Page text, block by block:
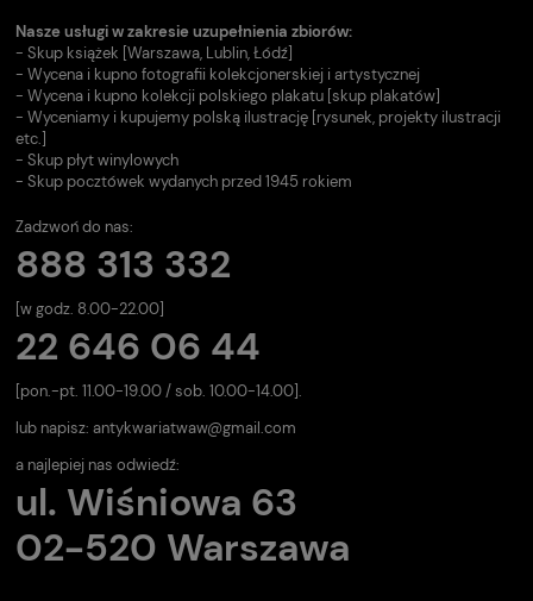
Nasze usługi w zakresie uzupełnienia zbiorów:
- Skup książek [Warszawa, Lublin, Łódź]
- Wycena i kupno fotografii kolekcjonerskiej i artystycznej
- Wycena i kupno kolekcji polskiego plakatu [skup plakatów]
- Wyceniamy i kupujemy polską ilustrację [rysunek, projekty ilustracji
etc.]
- Skup płyt winylowych
- Skup pocztówek wydanych przed 1945 rokiem
Zadzwoń do nas:
888 313 332
[w godz. 8.00-22.00]
22 646 06 44
[pon.-pt. 11.00-19.00 / sob. 10.00-14.00].
lub napisz: antykwariatwaw@gmail.com
a najlepiej nas odwiedź:
ul. Wiśniowa 63
02-520 Warszawa